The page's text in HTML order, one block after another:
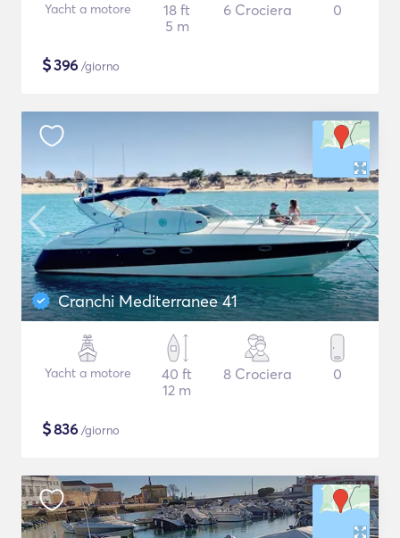
Yacht a motore
18 ft
5 m
6 Crociera 0
$396 /giorno
Cranchi Mediterranee 41
Yacht a motore
40 ft
12 m
8 Crociera 0
$836 /giorno